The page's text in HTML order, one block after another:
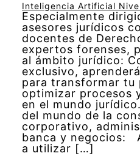
Inteligencia Artificial
Especialmente
asesores jurídicos
docentes de
expertos forenses,
al ámbito jurídico:
exclusivo,
para transformar tu
optimizar procesos
en el mundo
del mundo de la
corporativo,
banca y negocios:
a utilizar […]